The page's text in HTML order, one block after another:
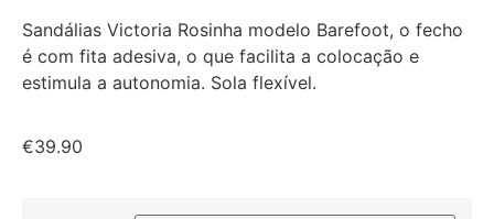
Sandálias Victoria Rosinha modelo Barefoot, o fecho
é com fita adesiva, o que facilita a colocação e
estimula a autonomia. Sola flexível.
€39.90